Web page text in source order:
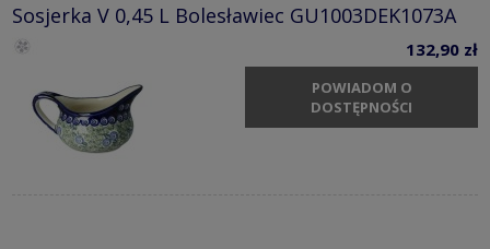
Sosjerka V 0,45 L Bolesławiec GU1003DEK1073A
132,90 zł
POWIADOM O
DOSTĘPNOŚCI